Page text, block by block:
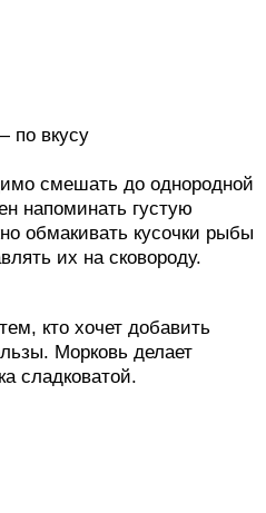
по вкусу
смешать до однородной
напоминать густую
обмакивать кусочки рыбы
их на сковороду.
кто хочет добавить
Морковь делает
сладковатой.